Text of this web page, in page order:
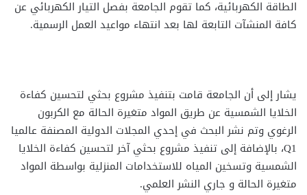
الطاقة الكهربائية، كما تقوم الجامعة بفصل التيار الكهربائي عن
كافة المنشآت التابعة لها بعد انتهاء مواعيد العمل الرسمية.
يشار إلى أن الجامعة قامت بتنفيذ مشروع بحثي لتحسين كفاءة
الخلايا الشمسية عن طريق المواد متغيرة الحالة مع الكربون
الرغوي وتم نشر البحث في إحدي المجلات الدولية المصنفة عالميا
Q1، بالإضافة إلى تنفيذ مشروع بحثي آخر لتحسين كفاءة الخلايا
الشمسية وتسخين المياه للاستخدامات المنزلية بواسطة المواد
متغيرة الحالة و جاري النشر العلمي.